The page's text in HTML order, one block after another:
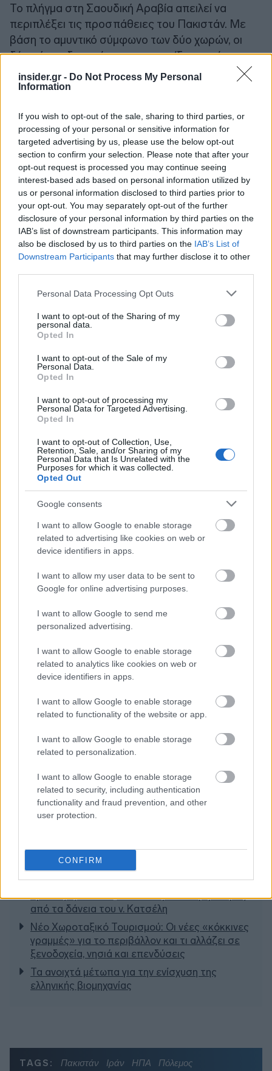
insider.gr - Do Not Process My Personal
Information
If you wish to opt-out of the sale, sharing to third parties, or
processing of your personal or sensitive information for
targeted advertising by us, please use the below opt-out
section to confirm your selection. Please note that after your
opt-out request is processed you may continue seeing
interest-based ads based on personal information utilized by
us or personal information disclosed to third parties prior to
your opt-out. You may separately opt-out of the further
disclosure of your personal information by third parties on the
IAB’s list of downstream participants. This information may
also be disclosed by us to third parties on the IAB’s List of
Downstream Participants that may further disclose it to other
Please note that this website/app uses one or more Google
not limited to your visit or usage behaviour. You may click to
grant or deny consent to Google and its third-party tags to
use your data for below specified purposes in below Google
consent section.
Personal Data Processing Opt Outs
I want to opt-out of the Sharing of my
personal data.
Opted In
I want to opt-out of the Sale of my
Personal Data.
Opted In
I want to opt-out of processing my
Personal Data for Targeted Advertising.
Opted In
I want to opt-out of Collection, Use,
Retention, Sale, and/or Sharing of my
Personal Data that Is Unrelated with the
Purposes for which it was collected.
Opted Out
Google consents
I want to allow Google to enable storage
related to advertising like cookies on web or
device identifiers in apps.
I want to allow my user data to be sent to
Google for online advertising purposes.
I want to allow Google to send me
personalized advertising.
I want to allow Google to enable storage
related to analytics like cookies on web or
device identifiers in apps.
I want to allow Google to enable storage
related to functionality of the website or app.
I want to allow Google to enable storage
related to personalization.
I want to allow Google to enable storage
related to security, including authentication
functionality and fraud prevention, and other
user protection.
CONFIRM
Το πλήγμα στη Σαουδική Αραβία απειλεί να
περιπλέξει τις προσπάθειες του Πακιστάν. Με
βάση το αμυντικό σύμφωνο των δύο χωρών, οι
δύο χώρες δεσμεύονται να στηρίξουν η μία την
άλλη, σε περίπτωση επίθεσης. Ταυτόχρονα,
το
Ισλαμαμπάντ προσπαθεί να μην συρθεί στον
κοινά σύνορά του με το Ιράν και δυσαρέσκεια
στο μεγάλο σιιτικό πληθυσμό της χώρας, τον
δεύτερο μεγαλύτερο στον κόσμο μετά από
εκείνον του Ιράν.
Πηγή: ΑΠΕ - ΜΠΕ
Ακολουθήστε τοinsider.gr στο Google News
και μάθετε
πρώτοι όλες τιςειδήσειςαπό την Ελλάδα και τον κόσμο.
Τράπεζες: Στα 55,5 εκατ. ευρώ ο λογαριασμός
από τα δάνεια του ν. Κατσέλη
Νέο Χωροταξικό Τουρισμού: Οι νέες «κόκκινες
γραμμές» για το περιβάλλον και τι αλλάζει σε
ξενοδοχεία, νησιά και επενδύσεις
Τα ανοιχτά μέτωπα για την ενίσχυση της
ελληνικής βιομηχανίας
TAGS: Πακιστάν Ιράν ΗΠΑ Πόλεμος